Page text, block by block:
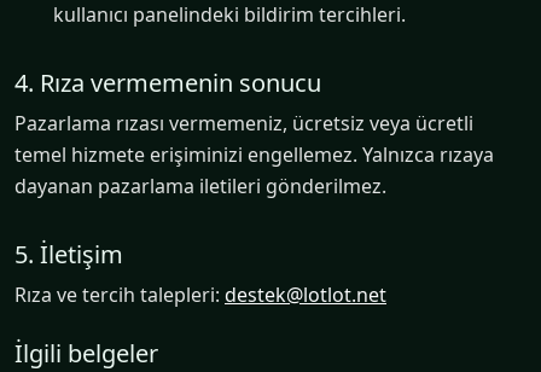
kullanıcı panelindeki bildirim tercihleri.
4. Rıza vermemenin sonucu
Pazarlama rızası vermemeniz, ücretsiz veya ücretli
temel hizmete erişiminizi engellemez. Yalnızca rızaya
dayanan pazarlama iletileri gönderilmez.
5. İletişim
Rıza ve tercih talepleri: destek@lotlot.net
İlgili belgeler